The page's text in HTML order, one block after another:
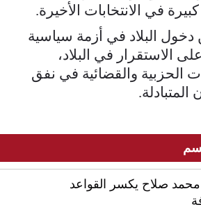
في الانتخابات الأخيرة.
البلاد في أزمة سياسية
الاستقرار في البلاد،
الحزبية والقضائية في نفق
محمد صلاح يكسر القواعد